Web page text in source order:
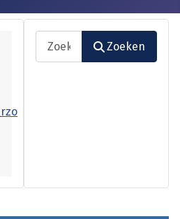
Zoeken
Zoeken